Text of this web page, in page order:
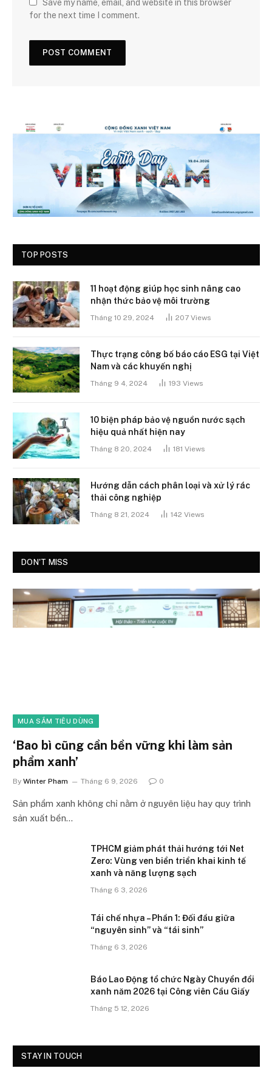
Save my name, email, and website in this browser
for the next time I comment.
TOP POSTS
11 hoạt động giúp học sinh nâng cao
nhận thức bảo vệ môi trường
Tháng 10 29, 2024 207 Views
Thực trạng công bố báo cáo ESG tại Việt
Nam và các khuyến nghị
Tháng 9 4, 2024 193 Views
10 biện pháp bảo vệ nguồn nước sạch
hiệu quả nhất hiện nay
Tháng 8 20, 2024 181 Views
Hướng dẫn cách phân loại và xử lý rác
thải công nghiệp
Tháng 8 21, 2024 142 Views
DON'T MISS
MUA SẮM TIÊU DÙNG
‘Bao bì cũng cần bền vững khi làm sản
phẩm xanh’
By Winter Pham Tháng 6 9, 2026 0
Sản phẩm xanh không chỉ nằm ở nguyên liệu hay quy trình
sản xuất bền…
TPHCM giảm phát thải hướng tới Net
Zero: Vùng ven biển triển khai kinh tế
xanh và năng lượng sạch
Tháng 6 3, 2026
Tái chế nhựa – Phần 1: Đối đầu giữa
“nguyên sinh” và “tái sinh”
Tháng 6 3, 2026
Báo Lao Động tổ chức Ngày Chuyển đổi
xanh năm 2026 tại Công viên Cầu Giấy
Tháng 5 12, 2026
STAY IN TOUCH